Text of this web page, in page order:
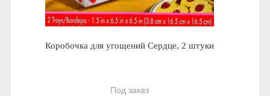
Коробочка для угощений Сердце, 2 штуки
Под заказ